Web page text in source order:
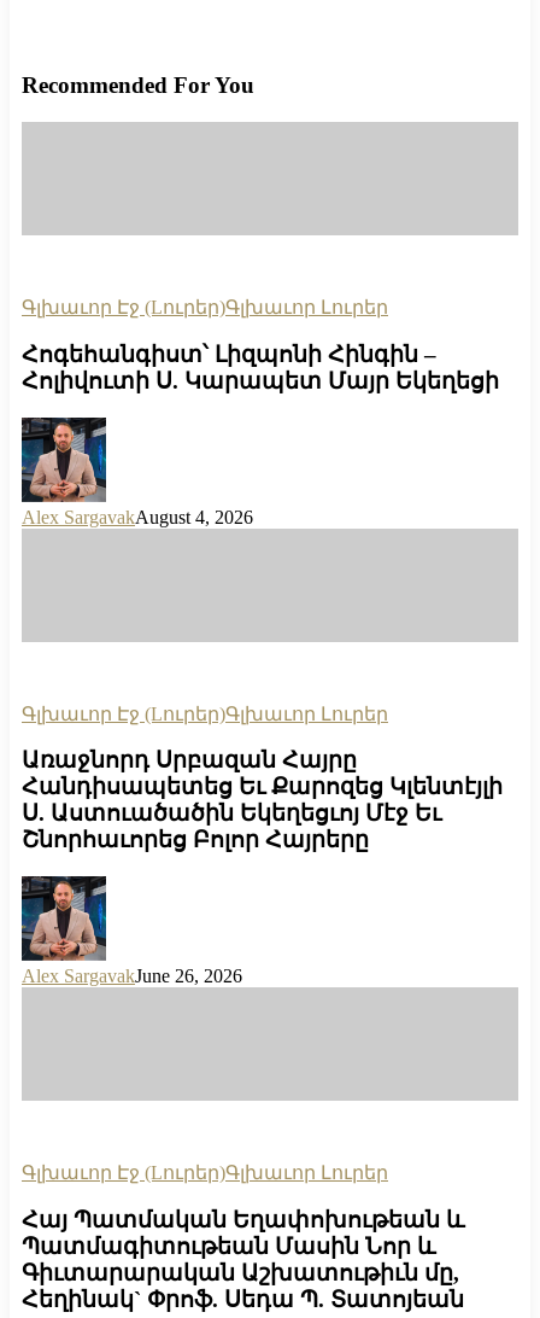
Recommended For You
Գլխաւոր Էջ (Lուրեր)Գլխաւոր Լուրեր
Հոգեհանգիստ՝ Լիզպոնի Հինգին –
Հոլիվուտի Ս. Կարապետ Մայր Եկեղեցի
Alex SargavakAugust 4, 2026
Գլխաւոր Էջ (Lուրեր)Գլխաւոր Լուրեր
Առաջնորդ Սրբազան Հայրը
Հանդիսապետեց Եւ Քարոզեց Կլենտէյլի
Ս. Աստուածածին Եկեղեցւոյ Մէջ Եւ
Շնորհաւորեց Բոլոր Հայրերը
Alex SargavakJune 26, 2026
Գլխաւոր Էջ (Lուրեր)Գլխաւոր Լուրեր
Հայ Պատմական Եղափոխութեան և
Պատմագիտութեան Մասին Նոր և
Գիւտարարական Աշխատութիւն մը,
Հեղինակ` Փրոֆ. Սեդա Պ. Տատոյեան